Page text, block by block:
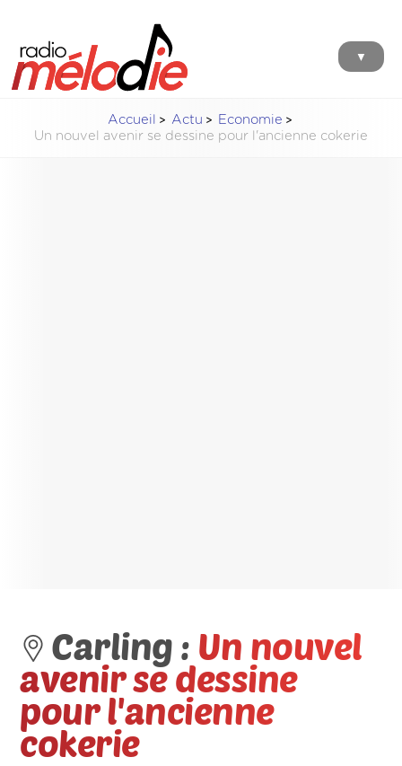
▼
Accueil Actu
Economie
Un nouvel avenir se dessine pour l'ancienne cokerie
Carling : Un nouvel
avenir se dessine
pour l'ancienne
cokerie